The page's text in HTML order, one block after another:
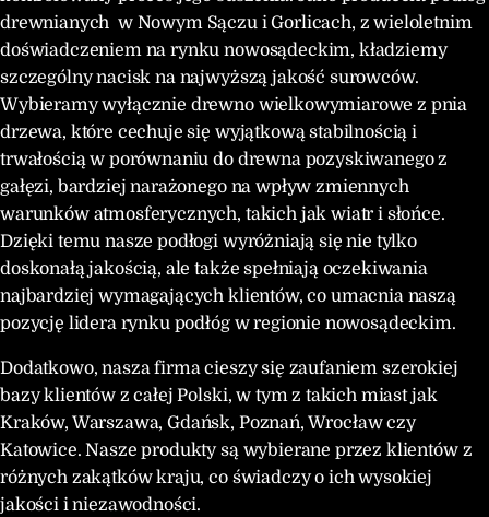
drewnianych w Nowym Sączu i Gorlicach, z wieloletnim
doświadczeniem na rynku nowosądeckim, kładziemy
szczególny nacisk na najwyższą jakość surowców.
Wybieramy wyłącznie drewno wielkowymiarowe z pnia
drzewa, które cechuje się wyjątkową stabilnością i
trwałością w porównaniu do drewna pozyskiwanego z
gałęzi, bardziej narażonego na wpływ zmiennych
warunków atmosferycznych, takich jak wiatr i słońce.
Dzięki temu nasze podłogi wyróżniają się nie tylko
doskonałą jakością, ale także spełniają oczekiwania
najbardziej wymagających klientów, co umacnia naszą
pozycję lidera rynku podłóg w regionie nowosądeckim.
Dodatkowo, nasza firma cieszy się zaufaniem szerokiej
bazy klientów z całej Polski, w tym z takich miast jak
Kraków, Warszawa, Gdańsk, Poznań, Wrocław czy
Katowice. Nasze produkty są wybierane przez klientów z
różnych zakątków kraju, co świadczy o ich wysokiej
jakości i niezawodności.